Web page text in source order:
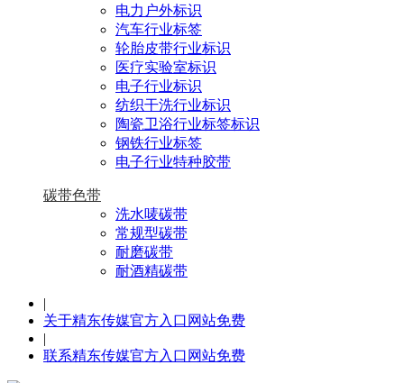
电力户外标识
汽车行业标签
轮胎皮带行业标识
医疗实验室标识
电子行业标识
纺织干洗行业标识
陶瓷卫浴行业标签标识
钢铁行业标签
电子行业特种胶带
碳带色带
洗水唛碳带
常规型碳带
耐磨碳带
耐酒精碳带
|
关于精东传媒官方入口网站免费
|
联系精东传媒官方入口网站免费